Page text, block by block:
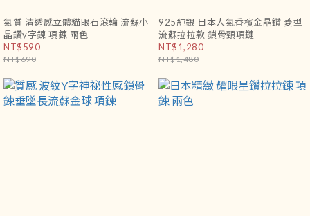
氣質 清透感立體貓眼石滾輪 流蘇小
晶鑽y字鍊 項鍊 兩色
NT$590
NT$690
925純銀 日本人氣香檳金晶鑽 菱型
流蘇拉拉款 鎖骨頸項鏈
NT$1,280
NT$1,480